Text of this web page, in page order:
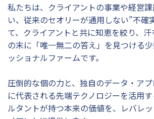
私たちは、クライアントの事業や経営
い、従来のセオリーが通用しない”不確
て、クライアントと共に知恵を絞り、
の末に「唯一無二の答え」を見つける
ッショナルファームです。
圧倒的な個の力と、独自のデータ・ア
に代表される先端テクノロジーを活用
ルタントが持つ本来の価値を、レバレ